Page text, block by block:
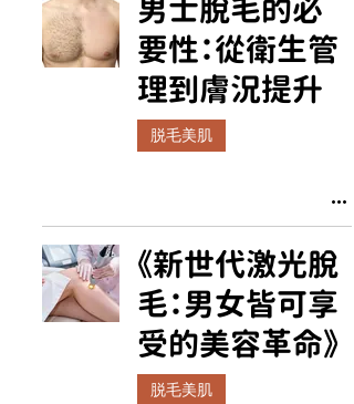
男士脫毛的必
要性：從衛生管
理到膚況提升
脱毛美肌
《新世代激光脫
毛：男女皆可享
受的美容革命》
脱毛美肌